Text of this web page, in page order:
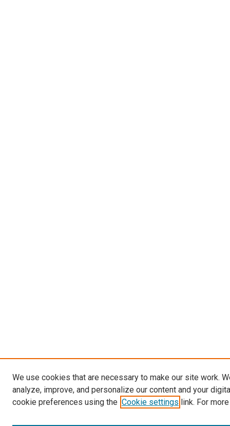
We use cookies that are necessary to make our site work.
analyze, improve, and personalize our content and your
cookie preferences using the Cookie settings link. For